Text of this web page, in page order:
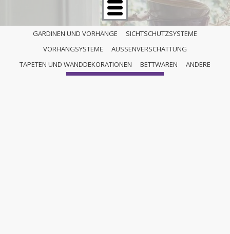
GARDINEN UND VORHÄNGE
SICHTSCHUTZSYSTEME
VORHANGSYSTEME
AUSSENVERSCHATTUNG
TAPETEN UND WANDDEKORATIONEN
BETTWAREN ANDERE
ANDERE